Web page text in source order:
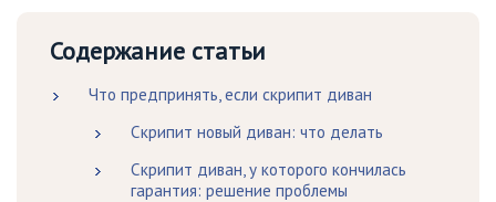
Содержание статьи
Что предпринять, если скрипит диван
Скрипит новый диван: что делать
Скрипит диван, у которого кончилась
гарантия: решение проблемы